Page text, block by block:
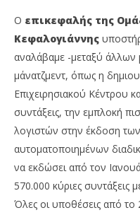
Ο επικεφαλής της
Κεφαλογιάννης
αναλάβαμε -μεταξύ άλλων
μάνατζμεντ, όπως η
Επιχειρησιακού Κέντρου
συντάξεις, την εμπλοκή
λογιστών στην έκδοση
αυτοματοποιημένων
να εκδώσει από τον
570.000 κύριες συντάξεις
Όλες οι υποθέσεις από το